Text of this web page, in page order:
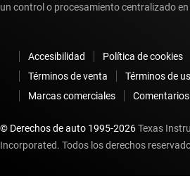
un control o procesamiento centralizado en
Accesibilidad Política de cookies
Términos de venta
Términos de
Marcas comerciales
© Derechos de auto 1995-2026Texas
Incorporated. Todos los derechos